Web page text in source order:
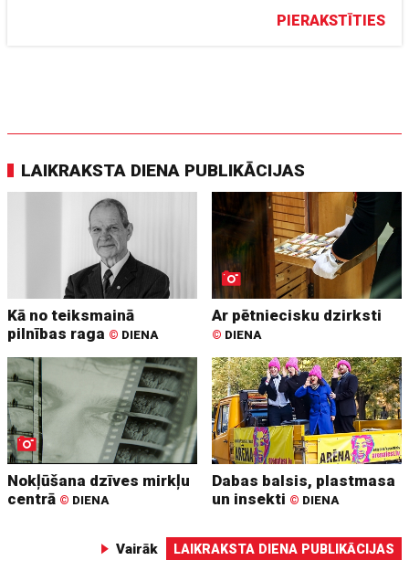
PIERAKSTĪTIES
LAIKRAKSTA DIENA PUBLIKĀCIJAS
Kā no teiksmainā
pilnības raga © DIENA
Ar pētniecisku dzirksti
© DIENA
Nokļūšana dzīves mirkļu
centrā © DIENA
Dabas balsis, plastmasa
un insekti © DIENA
Vairāk LAIKRAKSTA DIENA PUBLIKĀCIJAS